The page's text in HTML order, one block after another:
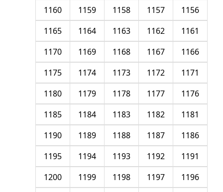
1156
1157
1158
1159
1160
1161
1162
1163
1164
1165
1166
1167
1168
1169
1170
1171
1172
1173
1174
1175
1176
1177
1178
1179
1180
1181
1182
1183
1184
1185
1186
1187
1188
1189
1190
1191
1192
1193
1194
1195
1196
1197
1198
1199
1200